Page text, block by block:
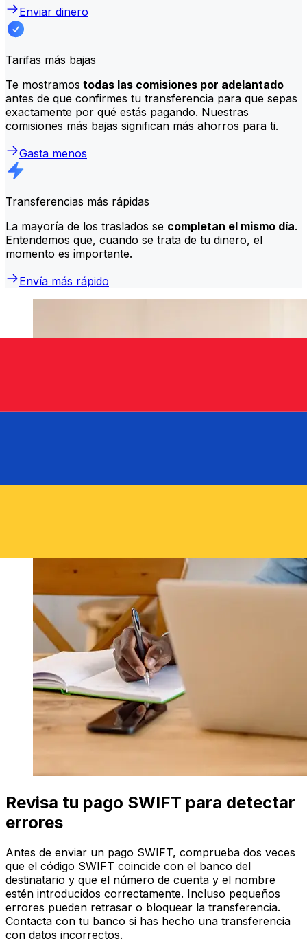
Enviar dinero
Tarifas más bajas
Te mostramos todas las comisiones por adelantado
antes de que confirmes tu transferencia para que sepas
exactamente por qué estás pagando. Nuestras
comisiones más bajas significan más ahorros para ti.
Gasta menos
Transferencias más rápidas
La mayoría de los traslados se completan el mismo día.
Entendemos que, cuando se trata de tu dinero, el
momento es importante.
Envía más rápido
Revisa tu pago SWIFT para detectar
errores
Antes de enviar un pago SWIFT, comprueba dos veces
que el código SWIFT coincide con el banco del
destinatario y que el número de cuenta y el nombre
estén introducidos correctamente. Incluso pequeños
errores pueden retrasar o bloquear la transferencia.
Contacta con tu banco si has hecho una transferencia
con datos incorrectos.